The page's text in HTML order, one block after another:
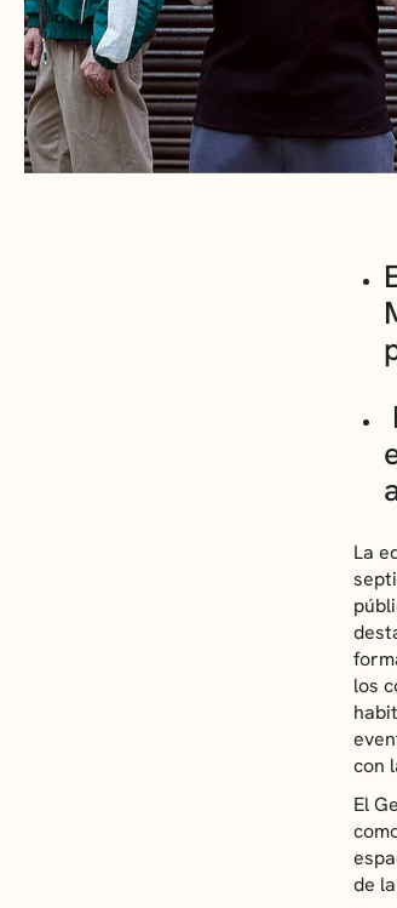
La
los
con
El
de